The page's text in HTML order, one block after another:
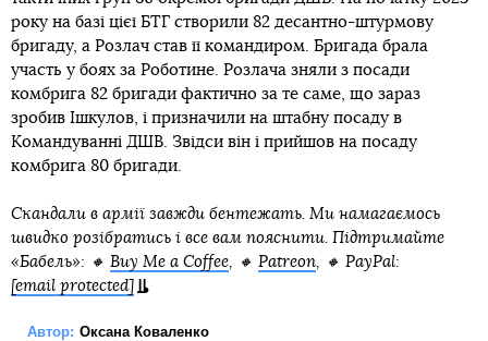
року на базі цієї БТГ створили 82 десантно-штурмову
бригаду, а Розлач став її командиром. Бригада брала
участь у боях за Роботине. Розлача зняли з посади
комбрига 82 бригади фактично за те саме, що зараз
зробив Ішкулов, і призначили на штабну посаду в
Командуванні ДШВ. Звідси він і прийшов на посаду
комбрига 80 бригади.
Скандали в армії завжди бентежать. Ми намагаємось
швидко розібратись і все вам пояснити. Підтримайте
«Бабель»: 🔸 Buy Me a Coffee , 🔸 Patreon , 🔸 PayPal:
[email protected]
Автор: Оксана Коваленко